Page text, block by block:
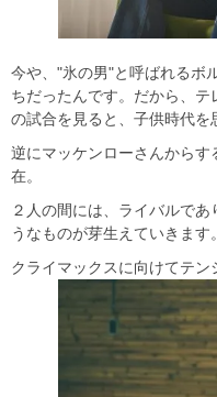
今や、"氷の男"と呼ばれるボ
ちだったんです。だから、
の試合を見ると、子供時代を
逆にマッケンローさんから
在。
２人の間には、ライバルで
うなものが芽生えていきます。
クライマックスに向けてテン